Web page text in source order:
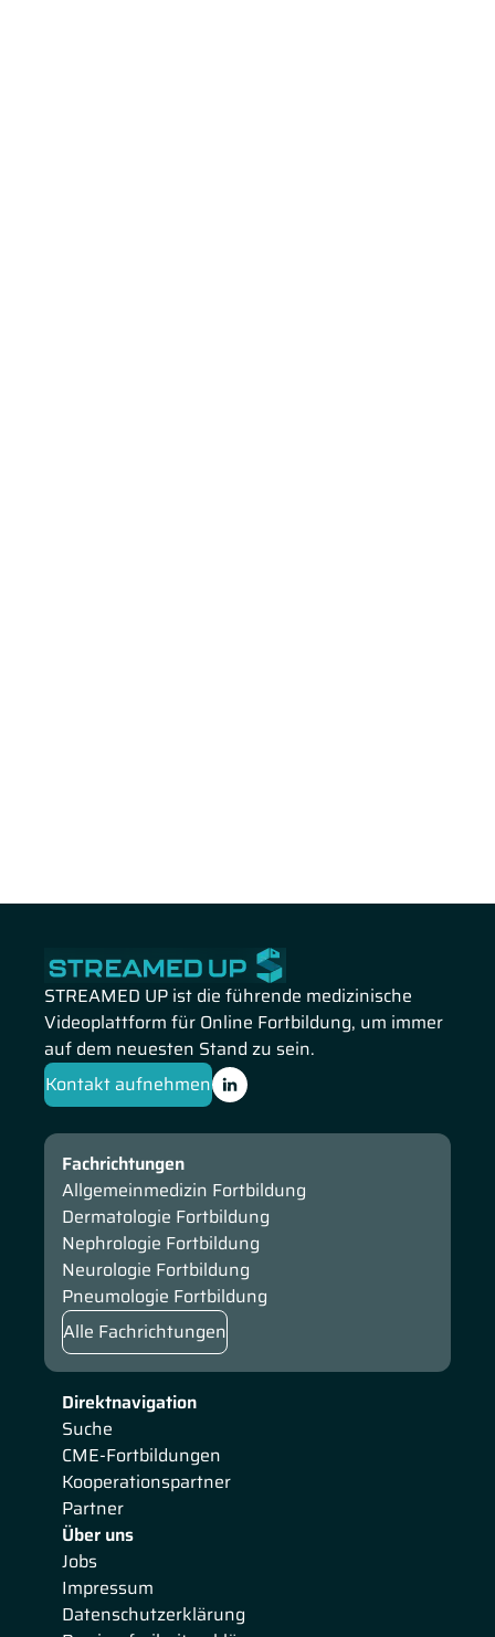
STREAMED UP ist die führende medizinische
Videoplattform für Online Fortbildung, um immer
auf dem neuesten Stand zu sein.
Kontakt aufnehmen
Direktnavigation
Suche
CME-Fortbildungen
Kooperationspartner
Partner
Über uns
Jobs
Impressum
Datenschutzerklärung
Fachrichtungen
Allgemeinmedizin Fortbildung
Dermatologie Fortbildung
Nephrologie Fortbildung
Neurologie Fortbildung
Pneumologie Fortbildung
Alle Fachrichtungen